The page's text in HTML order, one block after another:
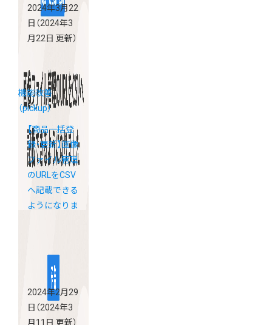
2024年3月22
日 （2024年3
月22日 更新）
機能改善
（pickup）
【商品一括登
録・更新】画像
ファイル管理
のURLをCSV
へ記載できる
ようになりま
2024年2月29
日 （2024年3
月11日 更新）